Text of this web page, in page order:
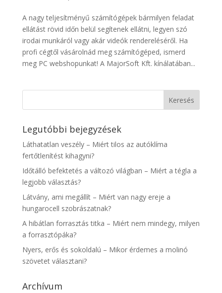
A nagy teljesítményű számítógépek bármilyen feladat
ellátást rövid időn belül segítenek ellátni, legyen szó
irodai munkáról vagy akár videók rendereléséről. Ha
profi cégtől vásárolnád meg számítógéped, ismerd
meg PC webshopunkat! A MajorSoft Kft. kínálatában...
Legutóbbi bejegyzések
Láthatatlan veszély – Miért tilos az autóklíma
fertőtlenítést kihagyni?
Időtálló befektetés a változó világban – Miért a tégla a
legjobb választás?
Látvány, ami megállít – Miért van nagy ereje a
hungarocell szobrászatnak?
A hibátlan forrasztás titka – Miért nem mindegy, milyen
a forrasztópáka?
Nyers, erős és sokoldalú – Mikor érdemes a molinó
szövetet választani?
Archívum